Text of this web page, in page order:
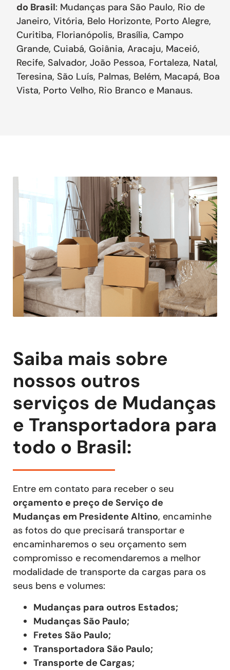
do Brasil: Mudanças para São Paulo, Rio de
Janeiro, Vitória, Belo Horizonte, Porto Alegre,
Curitiba, Florianópolis, Brasília, Campo
Grande, Cuiabá, Goiânia, Aracaju, Maceió,
Recife, Salvador, João Pessoa, Fortaleza, Natal,
Teresina, São Luís, Palmas, Belém, Macapá, Boa
Vista, Porto Velho, Rio Branco e Manaus.
Saiba mais sobre
nossos outros
serviços de Mudanças
e Transportadora para
todo o Brasil:
Entre em contato para receber o seu
orçamento e preço de Serviço de
Mudanças em Presidente Altino, encaminhe
as fotos do que precisará transportar e
encaminharemos o seu orçamento sem
compromisso e recomendaremos a melhor
modalidade de transporte da cargas para os
seus bens e volumes:
Mudanças para outros Estados;
Mudanças São Paulo;
Fretes São Paulo;
Transportadora São Paulo;
Transporte de Cargas;